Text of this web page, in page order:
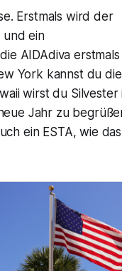
Erstmals wird der
und ein
AIDAdiva
York kannst du die
wirst du Silvester
Jahr zu
ein ESTA, wie das